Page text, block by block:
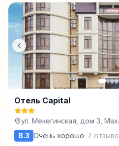
Отель Capital
ул. Мекегинская, дом 3,
8.3 Очень хорошо· 7